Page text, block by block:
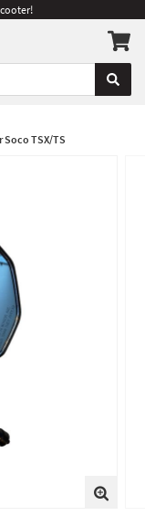
Soco TSX/TS